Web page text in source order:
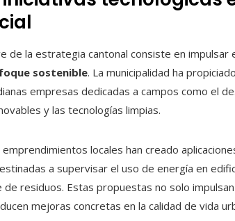
de la estrategia cantonal consiste en impulsar
sostenible. La municipalidad ha
empresas dedicadas a campos como el
y las tecnologías limpias.
locales han creado
a supervisar el uso de energía en
residuos. Estas propuestas no solo
mejoras concretas en la calidad de vida